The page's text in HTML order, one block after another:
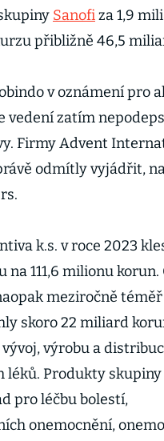
Sanofiza 1,9
přibližně 46,5
v oznámení pro
vedení zatím
Firmy Advent
odmítly vyjádřit,
k.s. v roce 2023
111,6 milionu korun.
meziročně
skoro 22 miliard
výrobu a
léků. Produkty
pro léčbu bolestí,
onemocnění,